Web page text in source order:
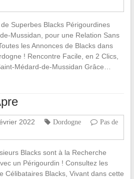
Superbes Blacks Périgourdines
Mussidan, pour une Relation Sans
les Annonces de Blacks dans
! Rencontre Facile, en 2 Clics,
Médard-de-Mussidan Grâce…
2022 Dordogne
Pas de
Blacks sont à la Recherche
un Périgourdin ! Consultez les
Célibataires Blacks, Vivant dans cette